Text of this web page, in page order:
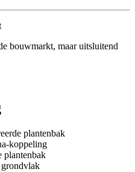
bouwmarkt, maar uitsluitend
plantenbak
koppeling
plantenbak